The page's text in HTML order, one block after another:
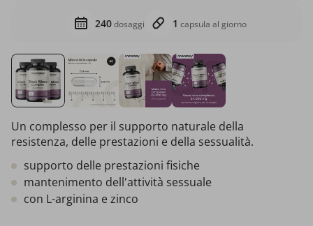
240dosaggi 1 capsula al giorno
Un complesso per il supporto naturale della
resistenza, delle prestazioni e della sessualità.
supporto delle prestazioni fisiche
mantenimento dell'attività sessuale
con L-arginina e zinco